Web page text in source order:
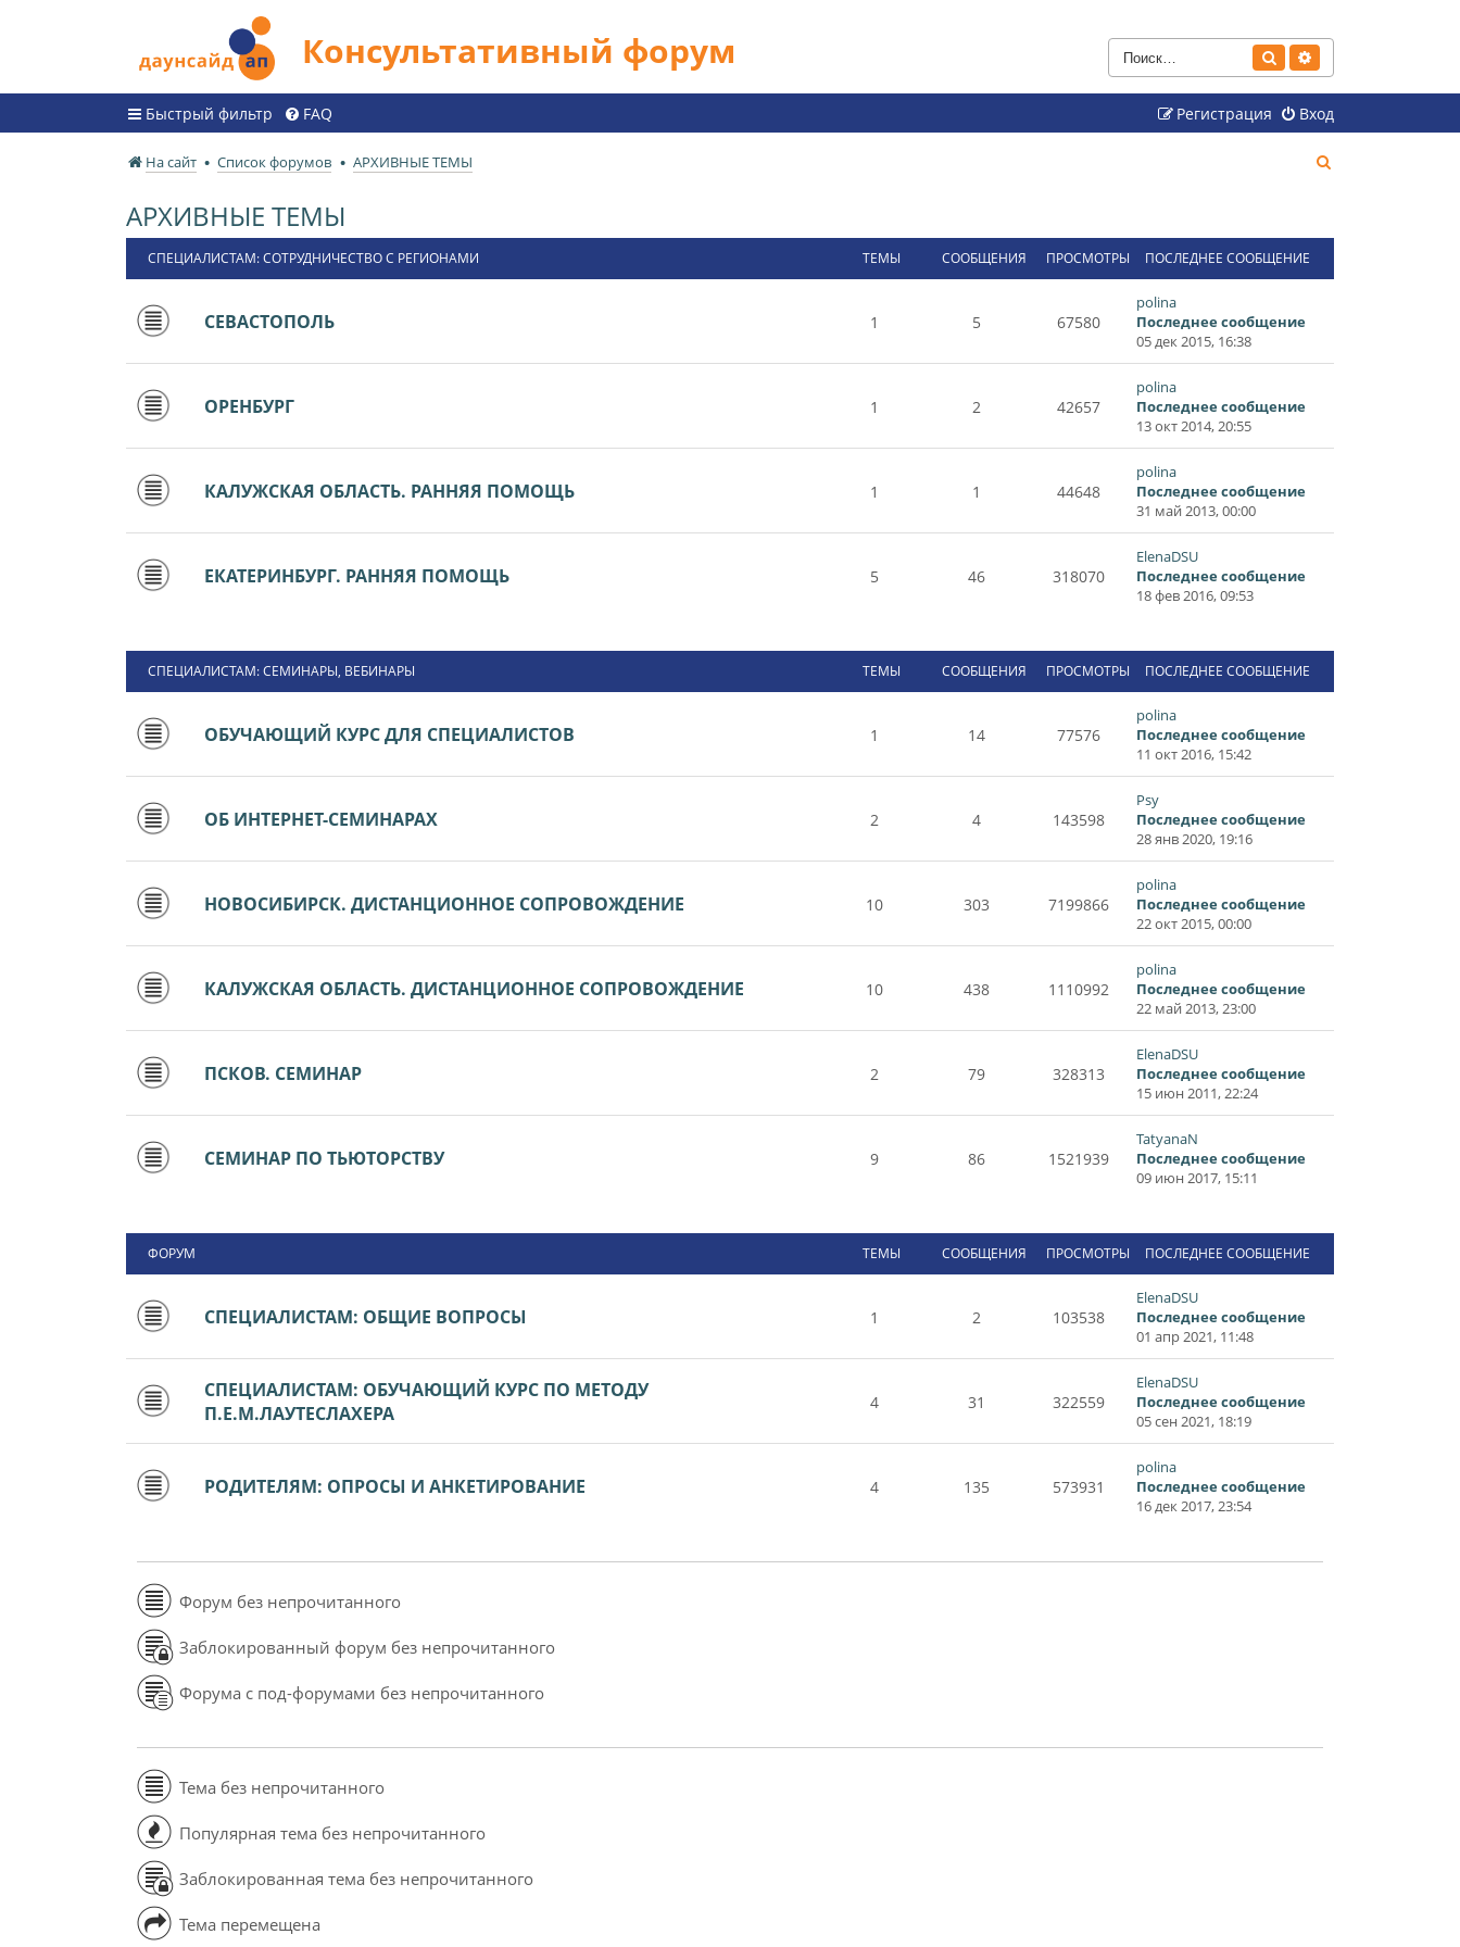
Консультативный форум Поиск
Быстрый фильтр FAQ Вход
Регистрация
На сайт Список форумов АРХИВНЫЕ ТЕМЫ
с
АРХИВНЫЕ ТЕМЫ
СПЕЦИАЛИСТАМ: СОТРУДНИЧЕСТВО С РЕГИОНАМИ ТЕМЫ СООБЩЕНИЯ ПРОСМОТРЫ ПОСЛЕДНЕЕ СООБЩЕНИЕ
СЕВАСТОПОЛЬ 1 5 67580
polina
Последнее сообщение
05 дек 2015, 16:38
ОРЕНБУРГ 1 2 42657
polina
Последнее сообщение
13 окт 2014, 20:55
КАЛУЖСКАЯ ОБЛАСТЬ. РАННЯЯ ПОМОЩЬ 1 1 44648
polina
Последнее сообщение
31 май 2013, 00:00
ЕКАТЕРИНБУРГ. РАННЯЯ ПОМОЩЬ 5 46 318070
ElenaDSU
Последнее сообщение
18 фев 2016, 09:53
СПЕЦИАЛИСТАМ: СЕМИНАРЫ, ВЕБИНАРЫ ТЕМЫ СООБЩЕНИЯ ПРОСМОТРЫ ПОСЛЕДНЕЕ СООБЩЕНИЕ
ОБУЧАЮЩИЙ КУРС ДЛЯ СПЕЦИАЛИСТОВ 1 14 77576
polina
Последнее сообщение
11 окт 2016, 15:42
ОБ ИНТЕРНЕТ-СЕМИНАРАХ 2 4 143598
Psy
Последнее сообщение
28 янв 2020, 19:16
НОВОСИБИРСК. ДИСТАНЦИОННОЕ СОПРОВОЖДЕНИЕ 10 303 7199866
polina
Последнее сообщение
22 окт 2015, 00:00
КАЛУЖСКАЯ ОБЛАСТЬ. ДИСТАНЦИОННОЕ СОПРОВОЖДЕНИЕ 10 438 1110992
polina
Последнее сообщение
22 май 2013, 23:00
ПСКОВ. СЕМИНАР 2 79 328313
ElenaDSU
Последнее сообщение
15 июн 2011, 22:24
СЕМИНАР ПО ТЬЮТОРСТВУ 9 86 1521939
TatyanaN
Последнее сообщение
09 июн 2017, 15:11
ФОРУМ ТЕМЫ СООБЩЕНИЯ ПРОСМОТРЫ ПОСЛЕДНЕЕ СООБЩЕНИЕ
СПЕЦИАЛИСТАМ: ОБЩИЕ ВОПРОСЫ 1 2 103538
ElenaDSU
Последнее сообщение
01 апр 2021, 11:48
СПЕЦИАЛИСТАМ: ОБУЧАЮЩИЙ КУРС ПО МЕТОДУ
П.Е.М.ЛАУТЕСЛАХЕРА
4 31 322559
ElenaDSU
Последнее сообщение
05 сен 2021, 18:19
РОДИТЕЛЯМ: ОПРОСЫ И АНКЕТИРОВАНИЕ 4 135 573931
polina
Последнее сообщение
16 дек 2017, 23:54
Форум без непрочитанного
Заблокированный форум без непрочитанного
Форума с под-форумами без непрочитанного
Тема без непрочитанного
Популярная тема без непрочитанного
Заблокированная тема без непрочитанного
Тема перемещена